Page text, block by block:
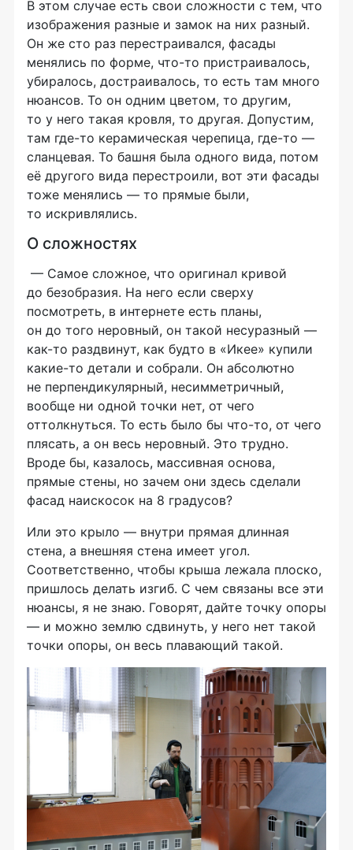
В этом случае есть свои сложности с тем, что
изображения разные и замок на них разный.
Он же сто раз перестраивался, фасады
менялись по форме, что-то пристраивалось,
убиралось, достраивалось, то есть там много
нюансов. То он одним цветом, то другим,
то у него такая кровля, то другая. Допустим,
там где-то керамическая черепица, где-то —
сланцевая. То башня была одного вида, потом
её другого вида перестроили, вот эти фасады
тоже менялись — то прямые были,
то искривлялись.
О сложностях
— Самое сложное, что оригинал кривой
до безобразия. На него если сверху
посмотреть, в интернете есть планы,
он до того неровный, он такой несуразный —
как-то раздвинут, как будто в «Икее» купили
какие-то детали и собрали. Он абсолютно
не перпендикулярный, несимметричный,
вообще ни одной точки нет, от чего
оттолкнуться. То есть было бы что-то, от чего
плясать, а он весь неровный. Это трудно.
Вроде бы, казалось, массивная основа,
прямые стены, но зачем они здесь сделали
фасад наискосок на 8 градусов?
Или это крыло — внутри прямая длинная
стена, а внешняя стена имеет угол.
Соответственно, чтобы крыша лежала плоско,
пришлось делать изгиб. С чем связаны все эти
нюансы, я не знаю. Говорят, дайте точку опоры
— и можно землю сдвинуть, у него нет такой
точки опоры, он весь плавающий такой.